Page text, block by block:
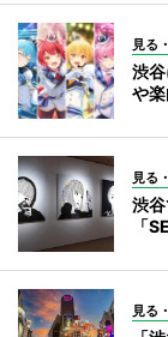
見る
渋
や
見る
渋
「
見る